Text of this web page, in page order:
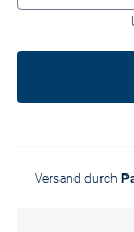
Versand durch